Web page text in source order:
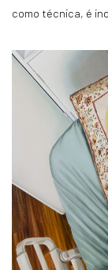
como técnica, é